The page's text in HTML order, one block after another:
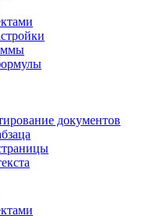
документов